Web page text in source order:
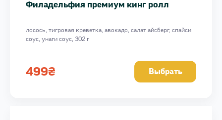
Филадельфия премиум кинг ролл
лосось, тигровая креветка, авокадо, салат айсберг, спайси
соус, унаги соус, 302 г
499₴ Выбрать